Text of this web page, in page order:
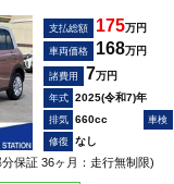
支払総額 175万円
車両価格 168万円
諸費用 7万円
2025(令和7)年
660cc
なし
保証 36ヶ月：走行無制限)